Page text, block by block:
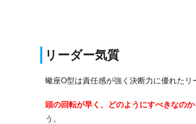
リーダー気質
蠍座O型は責任感が強く決断力に優れたリ
頭の回転が早く、どのようにすべきなの
う。